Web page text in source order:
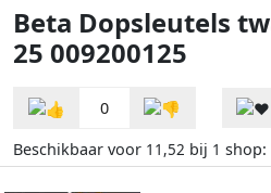
Beta Dopsleutels
25 009200125
0
Beschikbaar voor 11,52 bij 1 shop: